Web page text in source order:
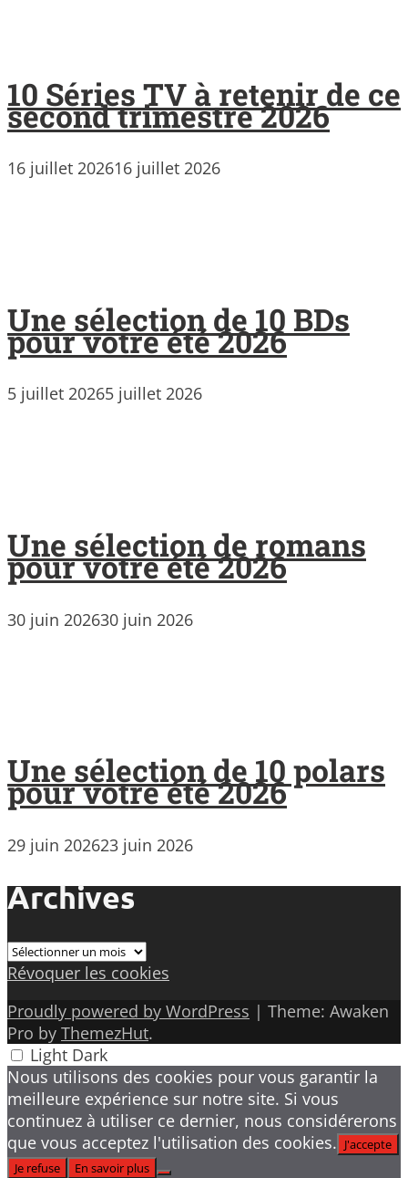
10 Séries TV à retenir de ce
second trimestre 2026
16 juillet 202616 juillet 2026
Une sélection de 10 BDs
pour votre été 2026
5 juillet 20265 juillet 2026
Une sélection de romans
pour votre été 2026
30 juin 202630 juin 2026
Une sélection de 10 polars
pour votre été 2026
29 juin 202623 juin 2026
Archives
Archives
Révoquer les cookies
Proudly powered by WordPress | Theme: Awaken
Pro by ThemezHut.
Light Dark
Nous utilisons des cookies pour vous garantir la
meilleure expérience sur notre site. Si vous
continuez à utiliser ce dernier, nous considérerons
que vous acceptez l'utilisation des cookies. J'accepte
Je refuse
En savoir plus